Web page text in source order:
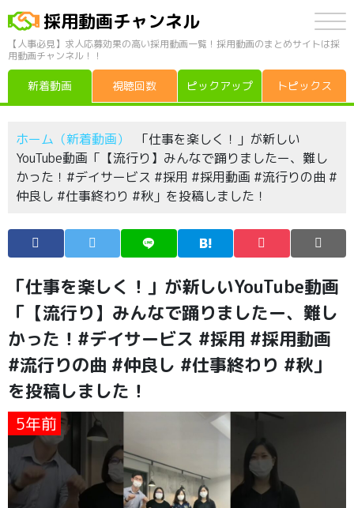
採用動画チャンネル
【人事必見】求人応募効果の高い採用動画一覧！採用動画のまとめサイトは採
用動画チャンネル！！
新着動画 視聴回数 ピックアップ トピックス
ホーム（新着動画）
「仕事を楽しく！」が新しい
YouTube動画「【流行り】みんなで踊りましたー、難し
かった！#デイサービス #採用 #採用動画 #流行りの曲 #
仲良し #仕事終わり #秋」を投稿しました！
「仕事を楽しく！」が新しいYouTube動画
「【流行り】みんなで踊りましたー、難し
かった！#デイサービス #採用 #採用動画
#流行りの曲 #仲良し #仕事終わり #秋」
を投稿しました！
5年前